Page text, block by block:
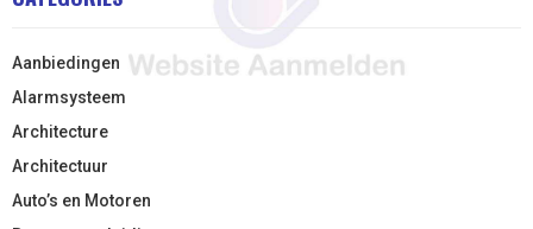
Aanbiedingen
Alarmsysteem
Architecture
Architectuur
Auto’s en Motoren